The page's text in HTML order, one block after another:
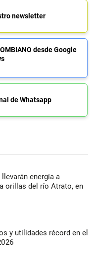
newsletter
desde Google
de Whatsapp
energía a
orillas del río Atrato, en
y utilidades récord en el